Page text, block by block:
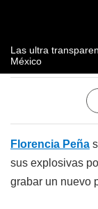
Las ultra
México
Florencia Peña
sus explosivas
grabar un nuevo